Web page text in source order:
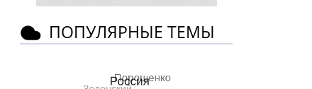
ПОПУЛЯРНЫЕ ТЕМЫ